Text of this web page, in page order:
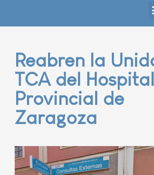
Reabren la
TCA del Hospital
Provincial de
Zaragoza